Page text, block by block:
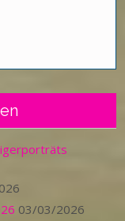
03/03/2026